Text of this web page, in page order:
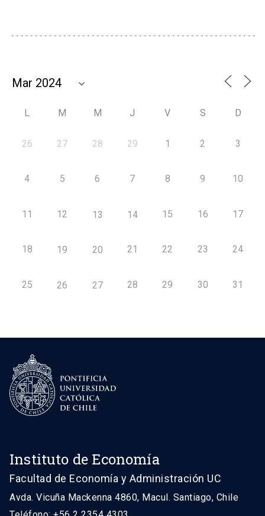
L M M J V S D
26 27 28 29 1 2 3
4 5 6 7 8 9 10
11 12 13 14 15 16 17
18 19 20 21 22 23 24
25 26 27 28 29 30 31
Instituto de Economía
Facultad de Economía y Administración UC
Avda. Vicuña Mackenna 4860, Macul. Santiago, Chile